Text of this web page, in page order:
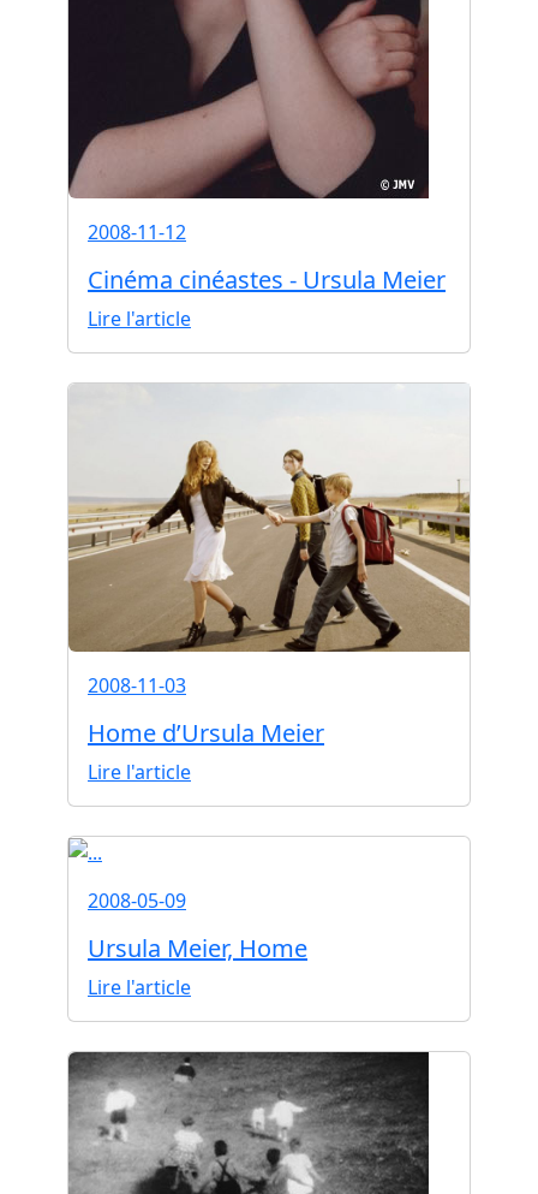
2008-11-12
Cinéma cinéastes - Ursula Meier
Lire l'article
2008-11-03
Home d’Ursula Meier
Lire l'article
2008-05-09
Ursula Meier, Home
Lire l'article